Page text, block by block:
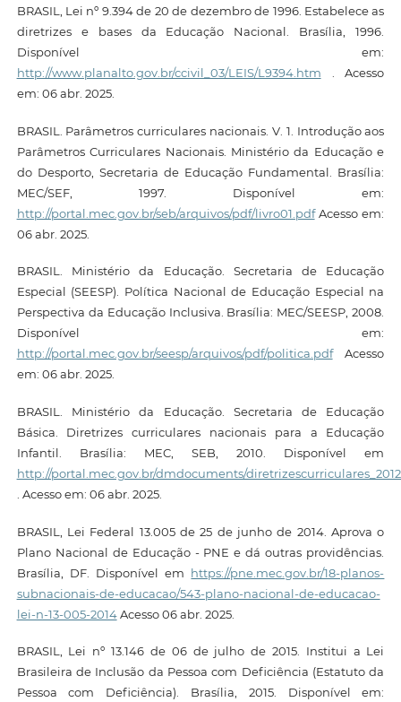
BRASIL, Lei nº 9.394 de 20 de dezembro de 1996. Estabelece as
diretrizes e bases da Educação Nacional. Brasília, 1996.
Disponível em:
http://www.planalto.gov.br/ccivil_03/LEIS/L9394.htm . Acesso
em: 06 abr. 2025.
BRASIL. Parâmetros curriculares nacionais. V. 1. Introdução aos
Parâmetros Curriculares Nacionais. Ministério da Educação e
do Desporto, Secretaria de Educação Fundamental. Brasília:
MEC/SEF, 1997. Disponível em:
http://portal.mec.gov.br/seb/arquivos/pdf/livro01.pdfAcesso em:
06 abr. 2025.
BRASIL. Ministério da Educação. Secretaria de Educação
Especial (SEESP). Política Nacional de Educação Especial na
Perspectiva da Educação Inclusiva. Brasília: MEC/SEESP, 2008.
Disponível em:
http://portal.mec.gov.br/seesp/arquivos/pdf/politica.pdfAcesso
em: 06 abr. 2025.
BRASIL. Ministério da Educação. Secretaria de Educação
Básica. Diretrizes curriculares nacionais para a Educação
Infantil. Brasília: MEC, SEB, 2010. Disponível em
http://portal.mec.gov.br/dmdocuments/
. Acesso em: 06 abr. 2025.
BRASIL, Lei Federal 13.005 de 25 de junho de 2014. Aprova o
Plano Nacional de Educação - PNE e dá outras providências.
Brasília, DF. Disponível em https://pne.mec.gov.br/18-planos-
subnacionais-de-educacao/543-plano-nacional-de-educacao-
lei-n-13-005-2014Acesso 06 abr. 2025.
BRASIL, Lei nº 13.146 de 06 de julho de 2015. Institui a Lei
Brasileira de Inclusão da Pessoa com Deficiência (Estatuto da
Pessoa com Deficiência). Brasília, 2015. Disponível em: